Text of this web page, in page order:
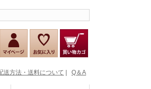
Q＆A
送方法・送料について